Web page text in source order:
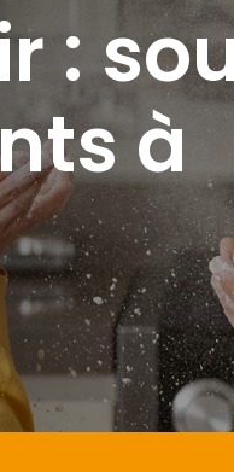
:
à